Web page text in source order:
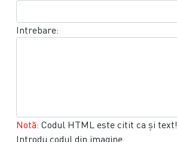
Intrebare:
Notă: Codul HTML este citit ca şi text!
Introdu codul din imagine